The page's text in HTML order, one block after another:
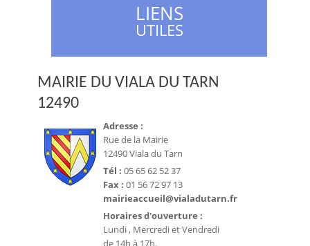
LIENS
UTILES
MAIRIE DU VIALA DU TARN
12490
Adresse :
Rue de la Mairie
12490 Viala du Tarn
Tél : 05 65 62 52 37
Fax : 01 56 72 97 13
mairieaccueil@vialadutarn.fr
Horaires d'ouverture :
Lundi , Mercredi et Vendredi
de 14h à 17h.